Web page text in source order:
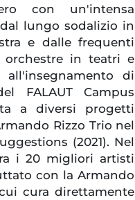
con un'intensa
lungo sodalizio in
e dalle frequenti
orchestre in teatri e
all'insegnamento di
FALAUT Campus
a diversi progetti
Rizzo Trio nel
(2021). Nel
i 20 migliori artisti
con la Armando
cura direttamente